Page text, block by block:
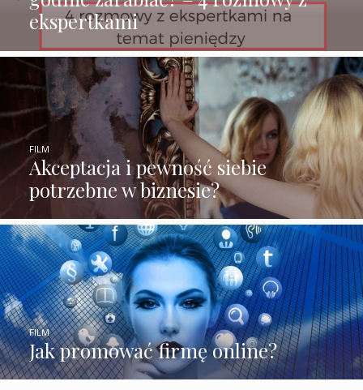
ekspertkami
Akceptacja i pewność siebie
potrzebne w biznesie?
FILM
Jak promować firmę online?
FILM